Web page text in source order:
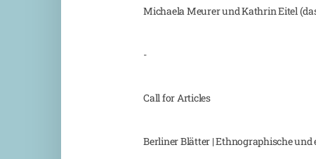
Michaela Meurer und Kathrin Eitel
­­­­­­­­­­­­­­­­­­­­­­-
Call for Articles
Berliner Blätter | Ethnographische und